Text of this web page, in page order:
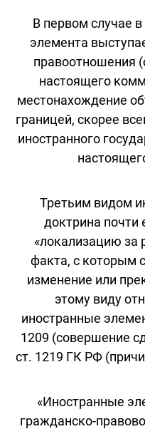
В первом случае
элемента
правоотношения
настоящего
местонахождение
границей, скорее
иностранного
Третьим видом
доктрина почти
«локализацию за
факта, с которым
изменение или
этому виду
иностранные
1209 (совершение
ст. 1219 ГК РФ
«Иностранные
гражданско-